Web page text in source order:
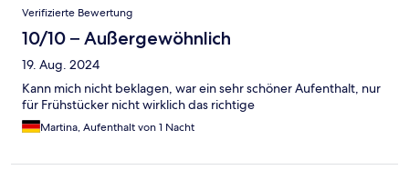
Verifizierte Bewertung
10/10 – Außergewöhnlich
19. Aug. 2024
Kann mich nicht beklagen, war ein sehr schöner Aufenthalt, nur
für Frühstücker nicht wirklich das richtige
Martina, Aufenthalt von 1 Nacht